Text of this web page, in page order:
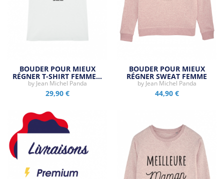
BOUDER POUR MIEUX
RÉGNER T-SHIRT FEMME…
by Jean Michel Panda
29,90 €
BOUDER POUR MIEUX
RÉGNER SWEAT FEMME
by Jean Michel Panda
44,90 €